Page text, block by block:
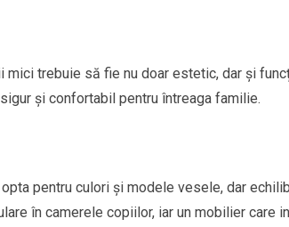
trebuie să fie nu doar estetic, dar și
și confortabil pentru întreaga familie.
pentru culori și modele vesele, dar
în camerele copiilor, iar un mobilier care